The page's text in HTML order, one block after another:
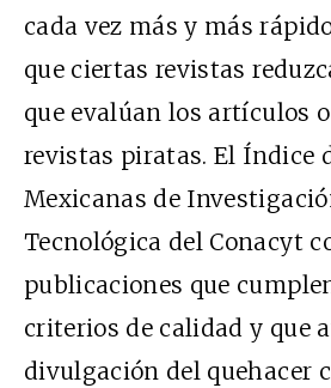
cada vez más y más
que ciertas revistas
que evalúan los artículos
revistas piratas. El Índice
Mexicanas de
Tecnológica del Conacyt
publicaciones que
criterios de calidad y que
divulgación del quehacer